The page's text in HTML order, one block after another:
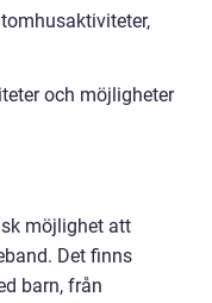
och möjligheter
möjlighet att
Det finns
barn, från